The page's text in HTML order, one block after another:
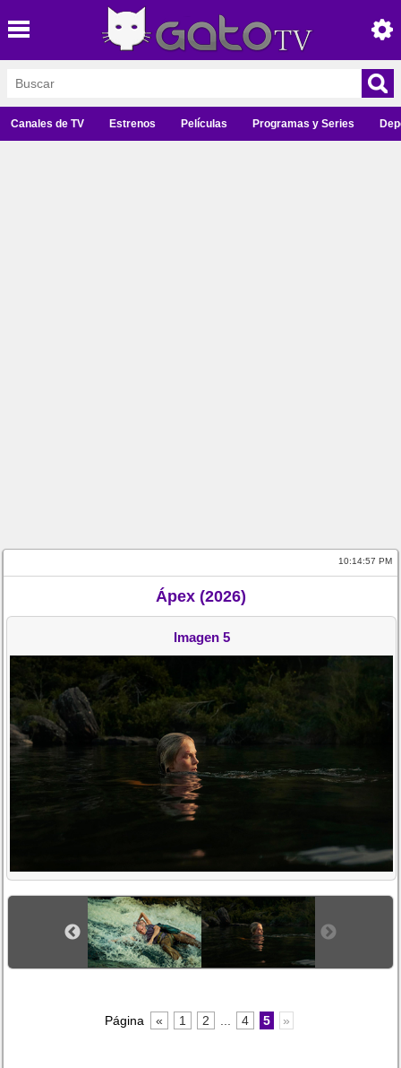
Canales de TV Estrenos Películas Programas y Series
10:14:57 PM
Ápex (2026)
Imagen 5
Página « 1 2 4 5 »